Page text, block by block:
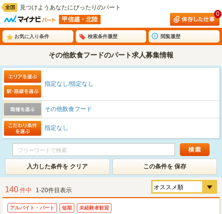
見つけようあなたにぴったりのパート
甲信越・北陸
0
お気に入り条件 検索条件履歴 閲覧履歴
その他飲食フードのパート求人募集情報
指定なし/指定なし
その他飲食フード
指定なし
入力した条件を クリア この条件を 保存
140 件中 1-20件目表示
アルバイト・パート 短期 未経験者歓迎